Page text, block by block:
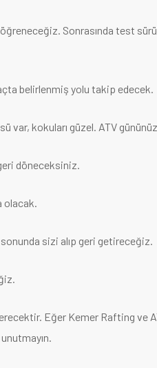
Sonrasında test
belirlenmiş yolu takip edecek.
kokuları güzel. ATV
döneceksiniz.
olacak.
sizi alıp geri getireceğiz.
Eğer Kemer Rafting ve